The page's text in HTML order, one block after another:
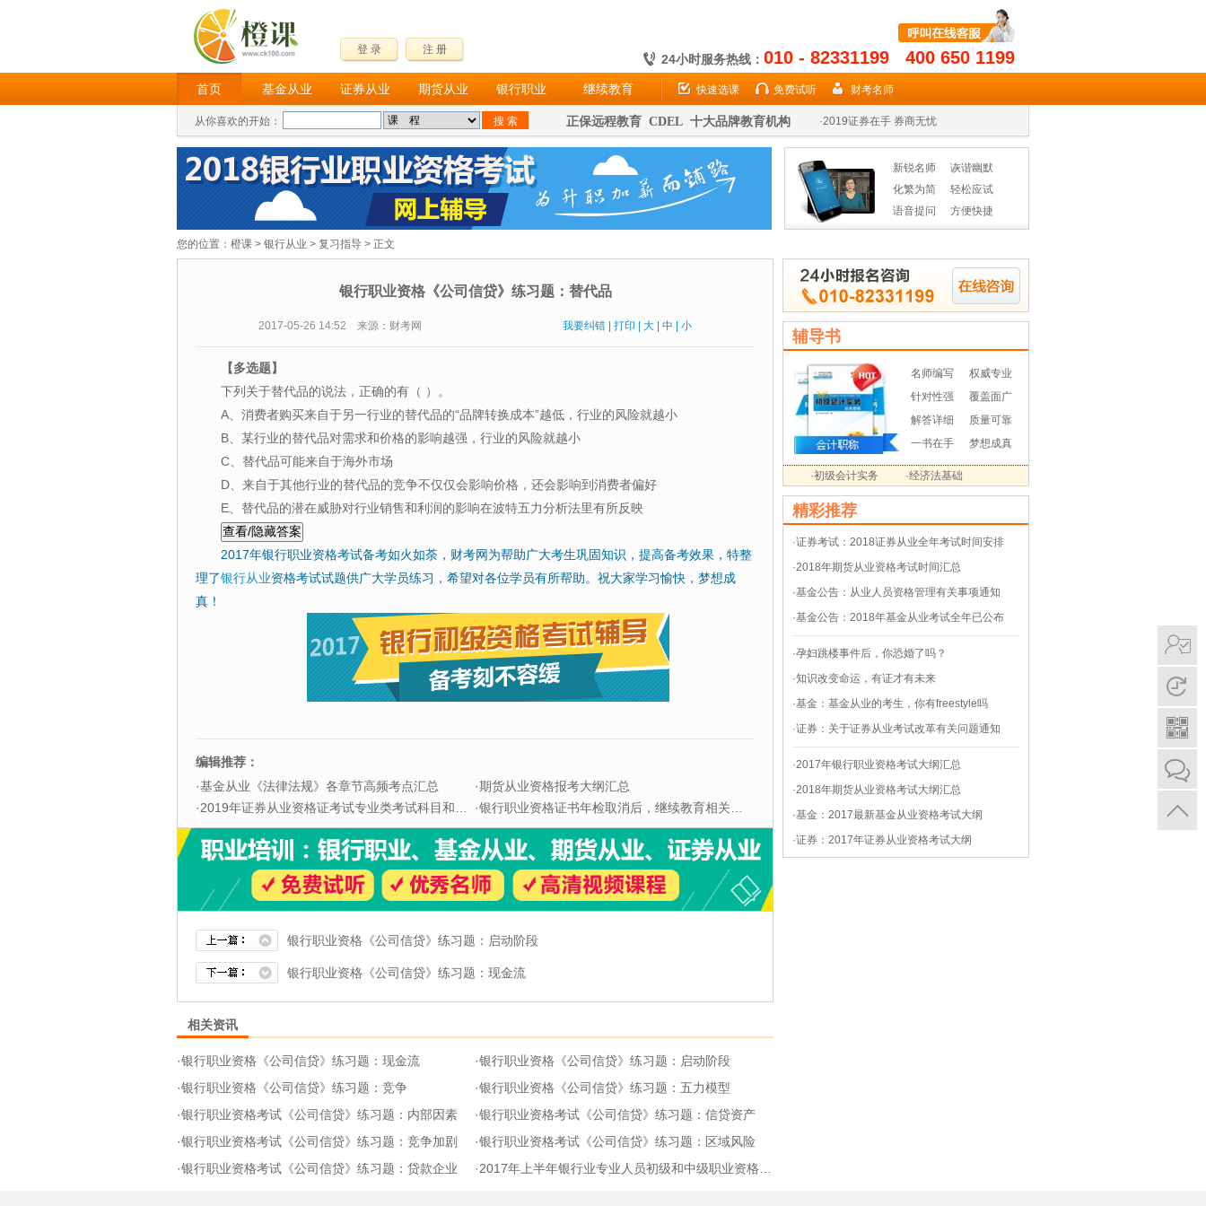
登 录 注 册
24小时服务热线： 010 - 82331199 400 650 1199
首页 基金从业 证券从业 期货从业 银行职业 继续教育 快速选课 免费试听 财考名师
从你喜欢的开始： 正保远程教育 CDEL 十大品牌教育机构
2019年期货从业名师授课高效省时
·2019证券在手 券商无忧
·2019年期货从业名师授课高效省时
·2019证券在手 券商无忧
新锐名师
诙谐幽默
化繁为简
轻松应试
语音提问
方便快捷
您的位置： 橙课 > 银行从业 > 复习指导 > 正文
银行职业资格《公司信贷》练习题：替代品
2017-05-26 14:52 来源：财考网 我要纠错 打印 大 中 小
【多选题】
下列关于替代品的说法，正确的有（ ）。
A、消费者购买来自于另一行业的替代品的“品牌转换成本”越低，行业的风险就越小
B、某行业的替代品对需求和价格的影响越强，行业的风险就越小
C、替代品可能来自于海外市场
D、来自于其他行业的替代品的竞争不仅仅会影响价格，还会影响到消费者偏好
E、替代品的潜在威胁对行业销售和利润的影响在波特五力分析法里有所反映
2017年银行职业资格考试备考如火如荼，财考网为帮助广大考生巩固知识，提高备考效果，特整
理了银行从业资格考试试题供广大学员练习，希望对各位学员有所帮助。祝大家学习愉快，梦想成
真！
编辑推荐：
·基金从业《法律法规》各章节高频考点汇总 ·期货从业资格报考大纲汇总
·2019年证券从业资格证考试专业类考试科目和题型 ·银行职业资格证书年检取消后，继续教育相关问题解答
银行职业资格《公司信贷》练习题：启动阶段
银行职业资格《公司信贷》练习题：现金流
相关资讯
·银行职业资格《公司信贷》练习题：现金流 ·银行职业资格《公司信贷》练习题：启动阶段
·银行职业资格《公司信贷》练习题：竞争 ·银行职业资格《公司信贷》练习题：五力模型
·银行职业资格考试《公司信贷》练习题：内部因素 ·银行职业资格考试《公司信贷》练习题：信贷资产
·银行职业资格考试《公司信贷》练习题：竞争加剧 ·银行职业资格考试《公司信贷》练习题：区域风险
·银行职业资格考试《公司信贷》练习题：贷款企业 ·2017年上半年银行业专业人员初级和中级职业资格考试考生须知
辅导书
名师编写
权威专业
针对性强
覆盖面广
解答详细
质量可靠
一书在手
梦想成真
·初级会计实务 ·经济法基础
精彩推荐
·证券考试：2018证券从业全年考试时间安排
·2018年期货从业资格考试时间汇总
·基金公告：从业人员资格管理有关事项通知
·基金公告：2018年基金从业考试全年已公布
·孕妇跳楼事件后，你恐婚了吗？
·知识改变命运，有证才有未来
·基金：基金从业的考生，你有freestyle吗
·证券：关于证券从业考试改革有关问题通知
·2017年银行职业资格考试大纲汇总
·2018年期货从业资格考试大纲汇总
·基金：2017最新基金从业资格考试大纲
·证券：2017年证券从业资格考试大纲